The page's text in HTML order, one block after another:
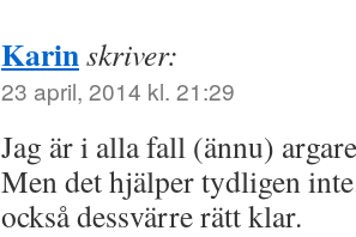
Karinskriver:
23 april, 2014 kl. 21:29
Jag är i alla fall (ännu)
Men det hjälper tydligen
också dessvärre rätt klar.